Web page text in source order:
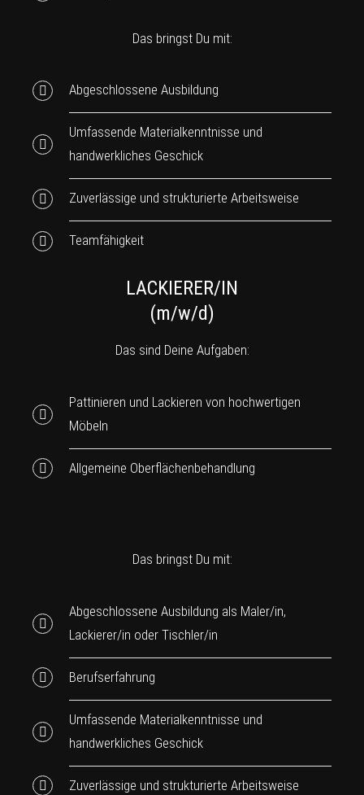
Das bringst Du mit:
Abgeschlossene Ausbildung
Umfassende Materialkenntnisse und
handwerkliches Geschick
Zuverlässige und strukturierte Arbeitsweise
Teamfähigkeit
LACKIERER/IN
(m/w/d)
Das sind Deine Aufgaben:
Pattinieren und Lackieren von hochwertigen
Möbeln
Allgemeine Oberflächenbehandlung
Das bringst Du mit:
Abgeschlossene Ausbildung als Maler/in,
Lackierer/in oder Tischler/in
Berufserfahrung
Umfassende Materialkenntnisse und
handwerkliches Geschick
Zuverlässige und strukturierte Arbeitsweise